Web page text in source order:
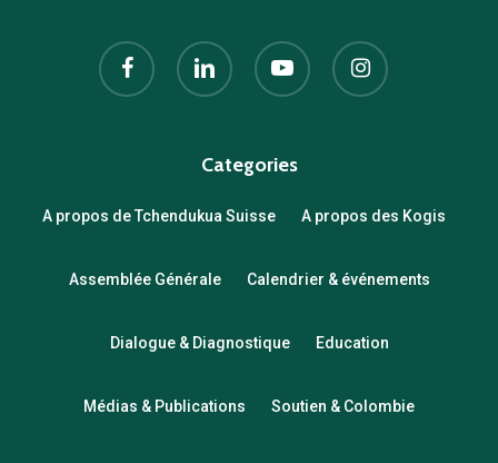
facebook linkedin youtube instagram
Categories
A propos de Tchendukua Suisse A propos des Kogis
Assemblée Générale Calendrier & événements
Dialogue & Diagnostique Education
Médias & Publications Soutien & Colombie